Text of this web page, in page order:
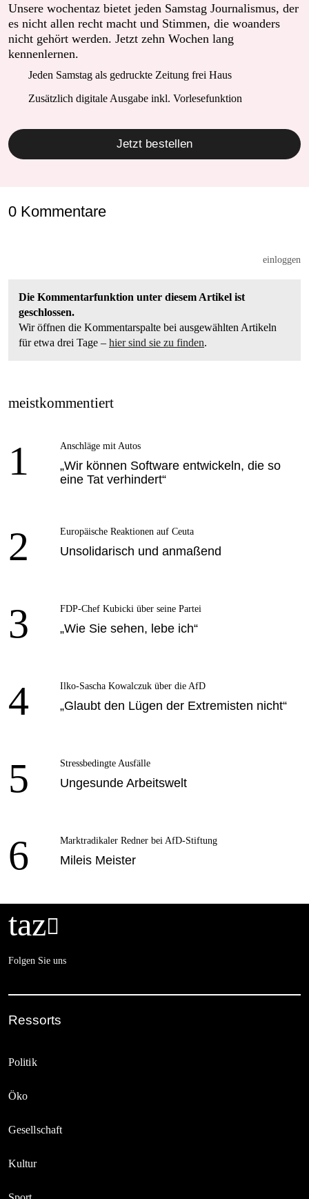
Unsere wochentaz bietet jeden Samstag Journalismus, der
es nicht allen recht macht und Stimmen, die woanders
nicht gehört werden. Jetzt zehn Wochen lang
kennenlernen.
Jeden Samstag als gedruckte Zeitung frei Haus
Zusätzlich digitale Ausgabe inkl. Vorlesefunktion
Jetzt bestellen
0 Kommentare
Die Kommentarfunktion unter diesem Artikel ist
geschlossen.
Wir öffnen die Kommentarspalte bei ausgewählten Artikeln
für etwa drei Tage – hier sind sie zu finden.
einloggen
meistkommentiert
1 Anschläge mit Autos
„Wir können Software entwickeln, die so
eine Tat verhindert“
2 Europäische Reaktionen auf Ceuta
Unsolidarisch und anmaßend
3 FDP-Chef Kubicki über seine Partei
„Wie Sie sehen, lebe ich“
4 Ilko-Sascha Kowalczuk über die AfD
„Glaubt den Lügen der Extremisten nicht“
5 Stressbedingte Ausfälle
Ungesunde Arbeitswelt
6 Marktradikaler Redner bei AfD-Stiftung
Mileis Meister
taz
Folgen Sie uns
Ressorts
Politik
Öko
Gesellschaft
Kultur